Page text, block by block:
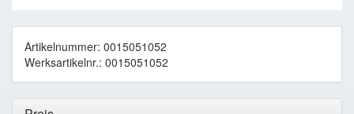
Artikelnummer: 0015051052
Werksartikelnr.: 0015051052